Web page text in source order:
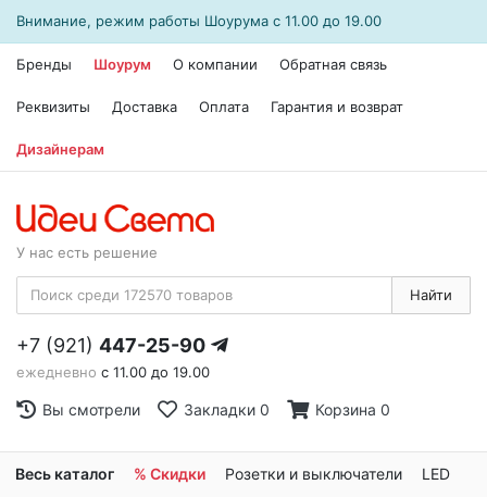
Внимание, режим работы Шоурума с 11.00 до 19.00
Бренды Шоурум О компании Обратная связь
Реквизиты Доставка Оплата Гарантия и возврат
Дизайнерам
У нас есть решение
Найти
+7 (921) 447-25-90
ежедневно с 11.00 до 19.00
Вы смотрели Закладки 0 Корзина 0
Весь каталог % Скидки Розетки и выключатели LED